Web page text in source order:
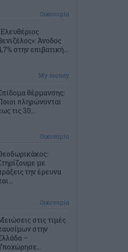
Οικονομία
Άνοδος
στην επιβατική...
My money
θέρμανσης:
πληρώνονται
τις 30...
Οικονομία
με
την έρευνα
Οικονομία
στις τιμές
στην
–